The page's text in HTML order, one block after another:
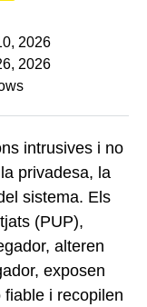
2026
2026
intrusives i no
privadesa, la
sistema. Els
(PUP),
alteren
exposen
i recopilen